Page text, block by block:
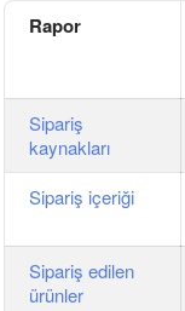
Rapor
Sipariş
kaynakları
Sipariş içeriği
Sipariş edilen
ürünler